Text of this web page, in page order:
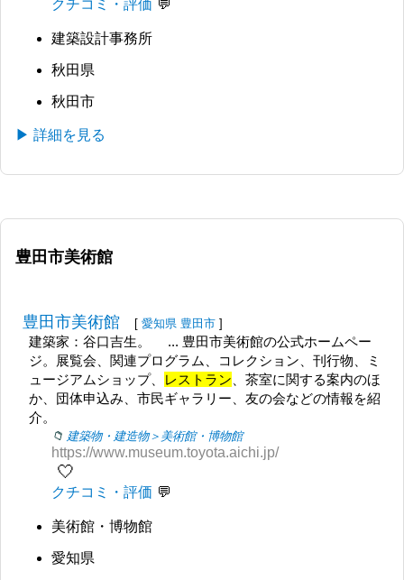
クチコミ・評価
建築設計事務所
秋田県
秋田市
▶ 詳細を見る
豊田市美術館
豊田市美術館 [ 愛知県 豊田市 ]
建築家：谷口吉生。 ... 豊田市美術館の公式ホームペー
ジ。展覧会、関連プログラム、コレクション、刊行物、ミ
ュージアムショップ、
レストラン 、茶室に関する案内のほ
か、団体申込み、市民ギャラリー、友の会などの情報を紹
介。
建築物・建造物＞美術館・博物館
https://www.museum.toyota.aichi.jp/
🤍
クチコミ・評価
美術館・博物館
愛知県